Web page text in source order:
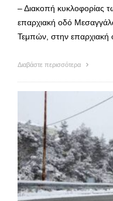
– Διακοπή κυκλοφορίας
επαρχιακή οδό
Τεμπών, στην επαρχιακή
Διαβάστε περισσότερα